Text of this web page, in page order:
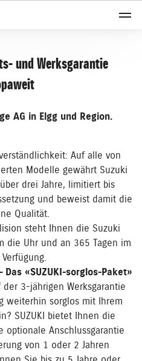
und Werksgarantie
AG in Elgg und Region.
Auf alle von
Modelle gewährt Suzuki
drei Jahre, limitiert bis
und beweist damit die
Qualität.
steht Ihnen die Suzuki
die Uhr und an 365 Tagen im
«SUZUKI-sorglos-Paket»
3-jährigen Werksgarantie
weiterhin sorglos mit Ihrem
SUZUKI bietet Ihnen die
Anschlussgarantie
von 1 oder 2 Jahren